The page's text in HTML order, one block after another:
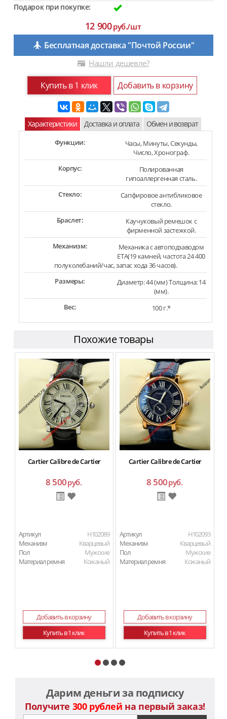
Подарок при покупке:
12 900руб./шт
Бесплатная доставка "Почтой России"
Нашли дешевле?
Купить в 1 клик Добавить в корзину
Характеристики Доставка и оплата Обмен и возврат
Функции:
Часы, Минуты, Секунды,
Число, Хронограф.
Корпус:
Полированная
гипоаллергенная сталь.
Стекло:
Сапфировое антибликовое
стекло.
Браслет:
Каучуковый ремешок с
фирменной застежкой.
Механизм:
Механика с автоподзаводом
ETA(19 камней, частота 24 400
полуколебаний/час, запас хода 36 часов).
Размеры:
Диаметр: 44 (мм) Толщина: 14
(мм).
Вес:
100 г.*
Похожие товары
Cartier Calibre de Cartier
8 500руб.
Артикул
H102089
Механизм
Кварцевый
Пол
Мужские
Материал ремня
Кожаный
Добавить в корзину
Купить в 1 клик
Cartier Calibre de Cartier
8 500руб.
Артикул
H102093
Механизм
Кварцевый
Пол
Мужские
Материал ремня
Кожаный
Добавить в корзину
Купить в 1 клик
Дарим деньги за подписку
Получите 300 рублей на первый заказ!